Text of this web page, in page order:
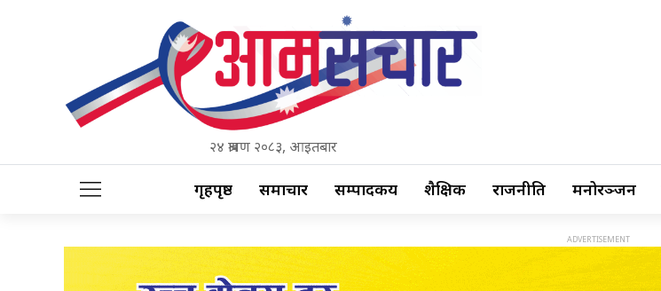
२४ श्रावण २०८३, आइतबार
गृहपृष्ठ समाचार सम्पादकीय शैक्षिक राजनीति मनोरञ्जन